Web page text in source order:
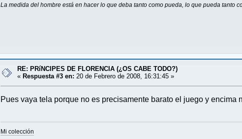
La medida del hombre está en hacer lo que deba tanto como pueda, lo que pueda tanto
RE: PRíNCIPES DE FLORENCIA (¿OS CABE TODO?)
« Respuesta #3 en: 20 de Febrero de 2008, 16:31:45 »
Pues vaya tela porque no es precisamente barato el juego y encima
Mi colección